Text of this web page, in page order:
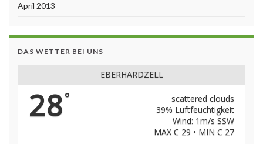
April 2013
DAS WETTER BEI UNS
EBERHARDZELL
28°
scattered clouds
39% Luftfeuchtigkeit
Wind: 1m/s SSW
MAX C 29 • MIN C 27